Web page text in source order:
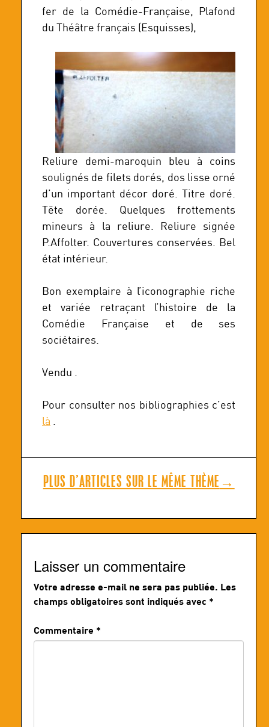
fer de la Comédie-Française, Plafond
du Théâtre français (Esquisses),
Reliure demi-maroquin bleu à coins
soulignés de filets dorés, dos lisse orné
d’un important décor doré. Titre doré.
Tête dorée. Quelques frottements
mineurs à la reliure. Reliure signée
P.Affolter. Couvertures conservées. Bel
état intérieur.
Bon exemplaire à l’iconographie riche
et variée retraçant l’histoire de la
Comédie Française et de ses
sociétaires.
Vendu .
Pour consulter nos bibliographies c’est
là .
PLUS D’ARTICLES SUR LE MÊME THÈME →
Laisser un commentaire
Votre adresse e-mail ne sera pas publiée. Les
champs obligatoires sont indiqués avec *
Commentaire *